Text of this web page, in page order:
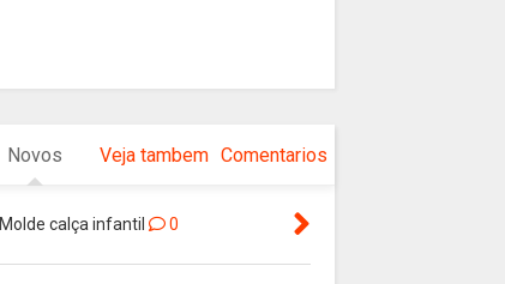
Novos Veja tambem Comentarios
Molde calça infantil 0